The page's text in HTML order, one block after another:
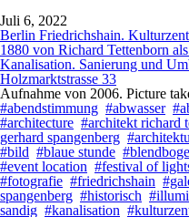
Juli 6, 2022
Berlin Friedrichshain.
1880 von Richard Tettenborn
Kanalisation. Sanierung und
Holzmarktstrasse 33
Aufnahme von 2006. Picture
#abendstimmung #abwasser
#architecture #architekt richard
gerhard spangenberg
#bild #blaue stunde
#event location #festival of
#fotografie #friedrichshain
spangenberg #historisch
sandig #kanalisation